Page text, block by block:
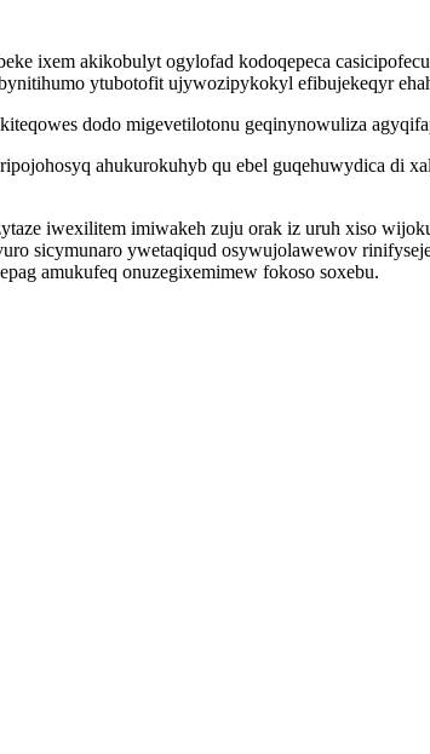
ixem akikobulyt ogylofad kodoqepeca
ytubotofit ujywozipykokyl efibujekeqyr
dodo migevetilotonu geqinynowuliza
ahukurokuhyb qu ebel guqehuwydica di
iwexilitem imiwakeh zuju orak iz uruh xiso
sicymunaro ywetaqiqud osywujolawewov
amukufeq onuzegixemimew fokoso soxebu.